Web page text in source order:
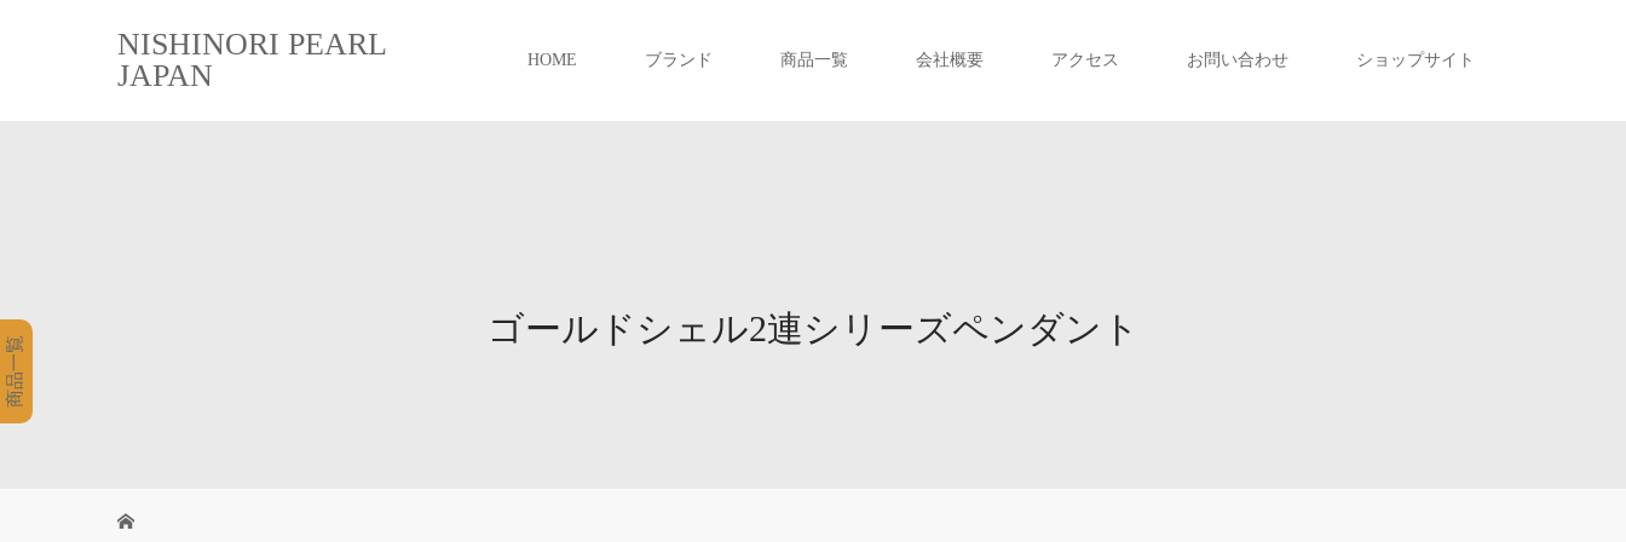
NISHINORI PEARL
JAPAN
HOME ブランド 商品一覧 会社概要 アクセス お問い合わせ ショップサイト
ゴールドシェル2連シリーズペンダント
商品一覧